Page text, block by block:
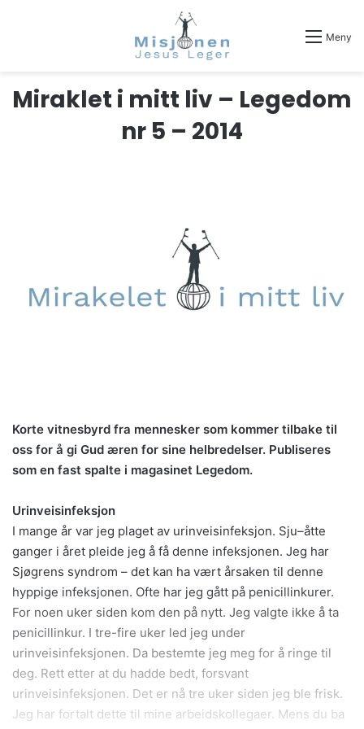
Meny
Miraklet i mitt liv – Legedom
nr 5 – 2014
Korte vitnesbyrd fra mennesker som kommer tilbake til
oss for å gi Gud æren for sine helbredelser. Publiseres
som en fast spalte i magasinet Legedom.
Urinveisinfeksjon
I mange år var jeg plaget av urinveisinfeksjon. Sju–åtte
ganger i året pleide jeg å få denne infeksjonen. Jeg har
Sjøgrens syndrom – det kan ha vært årsaken til denne
hyppige infeksjonen. Ofte har jeg gått på penicillinkurer.
For noen uker siden kom den på nytt. Jeg valgte ikke å ta
penicillinkur. I tre-fire uker led jeg under
urinveisinfeksjonen. Da bestemte jeg meg for å ringe til
deg. Rett etter at du hadde bedt, forsvant
urinveisinfeksjonen. Det er nå tre uker siden jeg ble frisk.
Jeg har fortalt dette til mine arbeidskollegaer. Mens du ba